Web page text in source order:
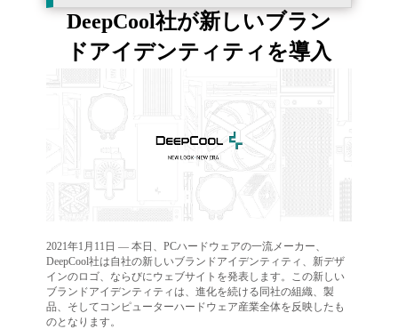
DeepCool社が新しいブラン
ドアイデンティティを導入
2021年1月11日 — 本日、PCハードウェアの一流メーカー、
DeepCool社は自社の新しいブランドアイデンティティ、新デザ
インのロゴ、ならびにウェブサイトを発表します。この新しい
ブランドアイデンティティは、進化を続ける同社の組織、製
品、そしてコンピューターハードウェア産業全体を反映したも
のとなります。